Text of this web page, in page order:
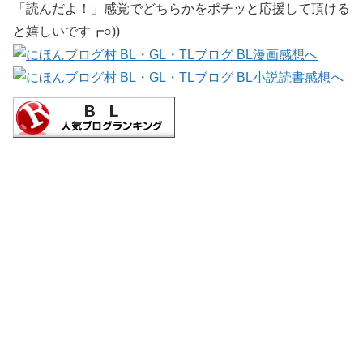
「読んだよ！」感覚でどちらかをポチッと応援して頂ける
と嬉しいです┏○))